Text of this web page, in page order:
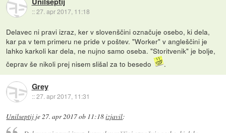
::27. apr 2017, 11:18
Delavec ni pravi izraz, ker v slovenščini označuje osebo, ki dela,
kar pa v tem primeru ne pride v poštev. "Worker" v angleščini je
lahko karkoli kar dela, ne nujno samo oseba. "Storitvenik" je bolje,
čeprav še nikoli prej nisem slišal za to besedo
.
Grey
::27. apr 2017, 11:31
Unilseptij je27. apr 2017 ob 11:18izjavil: